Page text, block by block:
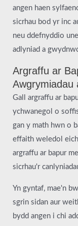
angen haen
sicrhau bod yr inc
neu ddefnyddio
adlyniad a
Argraffu ar
Awgrymiadau
Gall argraffu ar
ychwanegol o
gan y math hwn o
effaith weledol
argraffu ar bapur
sicrhau'r
Yn gyntaf, mae'n
sgrin sidan aur
bydd angen i chi